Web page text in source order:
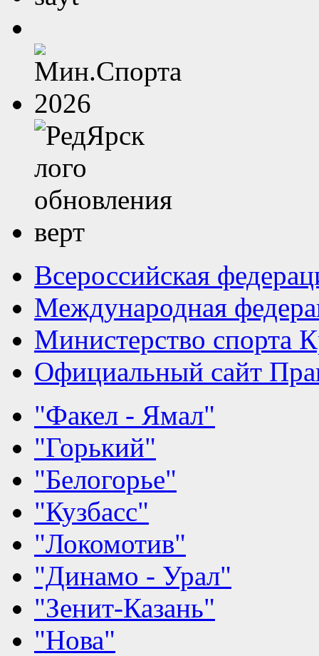
Всероссийская
Международная
Министерство спорта
Официальный сайт
"Факел - Ямал"
"Горький"
"Белогорье"
"Кузбасс"
"Локомотив"
"Динамо - Урал"
"Зенит-Казань"
"Нова"